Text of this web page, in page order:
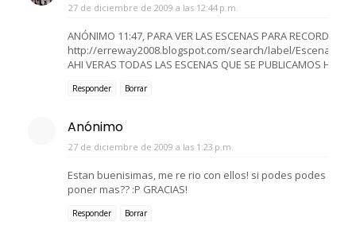
27 de diciembre de 2009 a las 12:44 p.m.
ANÓNIMO 11:47, PARA VER LAS ESCENAS PARA RECORDAR
http://erreway2008.blogspot.com/search/label/
AHI VERAS TODAS LAS ESCENAS QUE SE PUBLICAMOS
Responder Borrar
Anónimo
27 de diciembre de 2009 a las 1:23 p.m.
Estan buenisimas, me re rio con ellos! si podes podes
poner mas?? :P GRACIAS!
Responder Borrar